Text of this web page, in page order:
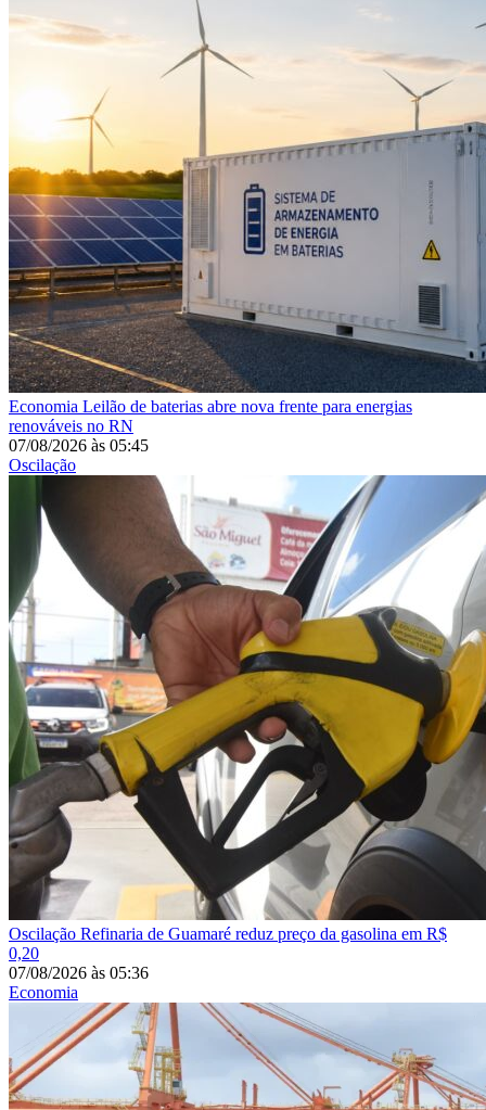
Economia Leilão de baterias abre nova frente para energias
renováveis no RN
07/08/2026 às 05:45
Oscilação
Oscilação Refinaria de Guamaré reduz preço da gasolina em R$
0,20
07/08/2026 às 05:36
Economia